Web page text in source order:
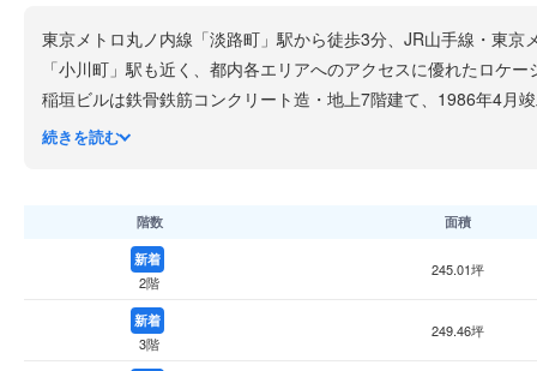
東京メトロ丸ノ内線「淡路町」駅から徒歩3分、JR山手線・東
「小川町」駅も近く、都内各エリアへのアクセスに優れたロケー
稲垣ビルは鉄骨鉄筋コンクリート造・地上7階建て、1986年4月
10〜20名規模の中規模オフィスに対応できるフロアサイズです。
続きを読む
階数 面積
新着
2階
245.01坪
新着
3階
249.46坪